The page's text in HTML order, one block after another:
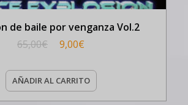
de baile por venganza Vol.2
65,00€ 9,00€
AÑADIR AL CARRITO